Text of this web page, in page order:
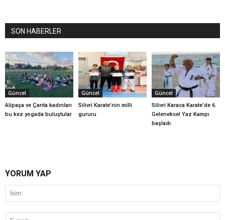
SON HABERLER
Güncel
Alipaşa ve Çanta kadınları
bu kez yogada buluştular
Güncel
Silivri Karate’nin milli
gururu
Güncel
Silivri Karaca Karate’de 6.
Geleneksel Yaz Kampı
başladı
YORUM YAP